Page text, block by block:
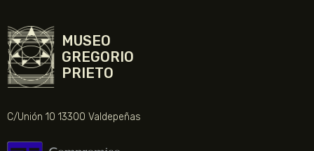
MUSEO
GREGORIO
PRIETO
C/Unión 10 13300 Valdepeñas